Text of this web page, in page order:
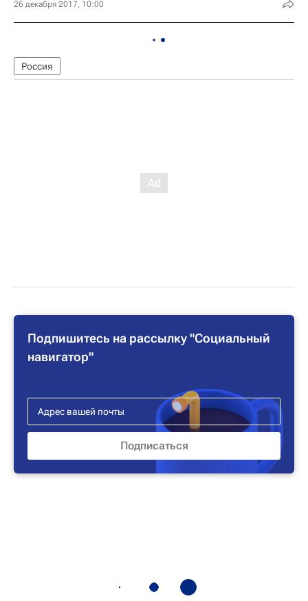
26 декабря 2017, 10:00
Россия
Подпишитесь на рассылку "Социальный
навигатор"